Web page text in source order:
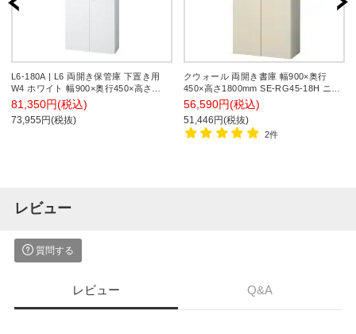
L6-180A | L6 両開き保管庫 下置き用
W4 ホワイト 幅900×奥行450×高さ
1770mm プラス(PULS)
81,350円(税込)
73,955円(税抜)
クウォール 両開き書庫 幅900×奥行
450×高さ1800mm SE-RG45-18H ニュ
ーグレー オフィス収納 スチール書庫
スチールキャビネット 【国産】【完成
品】
56,590円(税込)
51,446円(税抜)
2件
レビュー
質問する
レビュー Q&A